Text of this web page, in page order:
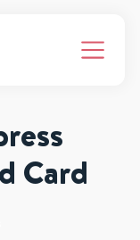
Card